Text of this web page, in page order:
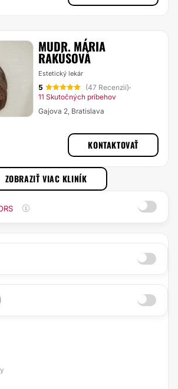
MUDR. MÁRIA
RAKÚSOVÁ
Estetický lekár
5 (47 Recenzií)·
11 Skutočných príbehov
Gajova 2, Bratislava
KONTAKTOVAŤ
ZOBRAZIŤ VIAC KLINÍK